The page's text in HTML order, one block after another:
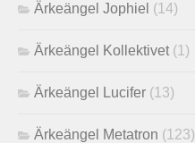
Ärkeängel Jophiel (14)
Ärkeängel Kollektivet (1)
Ärkeängel Lucifer (13)
Ärkeängel Metatron (123)